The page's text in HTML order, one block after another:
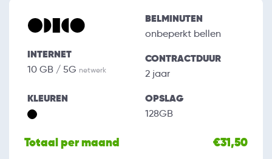
INTERNET
10 GB / 5G netwerk
BELMINUTEN
onbeperkt bellen
CONTRACTDUUR
2 jaar
KLEUREN OPSLAG
128GB
Totaal per maand €31,50